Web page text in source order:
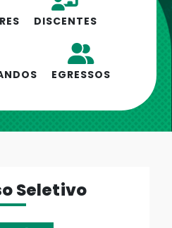
DISCENTES
EGRESSOS
Seletivo